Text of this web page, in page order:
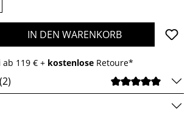
Gib den gewünschten
IN DEN WARENKORB
ab 119 € + kostenlose Retoure*